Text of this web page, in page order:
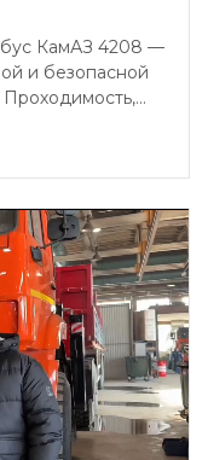
КамАЗ 4208 —
и безопасной
Проходимость,